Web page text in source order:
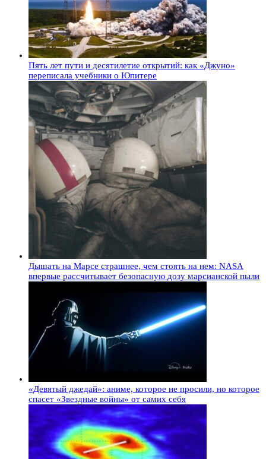
Пять лет пути и десятилетие открытий: как «Джуно»
переписала учебники о Юпитере
Дышать на Марсе страшнее, чем стоять на нем: NASA
впервые рассчитывает безопасную дозу марсианской пыли
«Девятый джедай»: аниме, которое не просили, но которое
спасет «Звездные войны» от самих себя